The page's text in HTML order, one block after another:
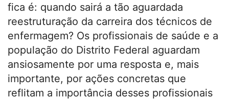
fica é: quando sairá a tão aguardada
reestruturação da carreira dos técnicos de
enfermagem? Os profissionais de saúde e a
população do Distrito Federal aguardam
ansiosamente por uma resposta e, mais
importante, por ações concretas que
reflitam a importância desses profissionais